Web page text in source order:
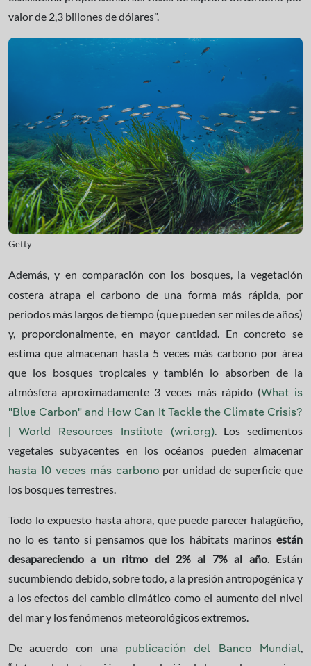
valor de 2,3 billones de dólares”.
Getty
Además, y en comparación con los bosques, la vegetación
costera atrapa el carbono de una forma más rápida, por
periodos más largos de tiempo (que pueden ser miles de años)
y, proporcionalmente, en mayor cantidad. En concreto se
estima que almacenan hasta 5 veces más carbono por área
que los bosques tropicales y también lo absorben de la
atmósfera aproximadamente 3 veces más rápido (What is
"Blue Carbon" and How Can It Tackle the Climate Crisis?
| World Resources Institute (wri.org). Los sedimentos
vegetales subyacentes en los océanos pueden almacenar
hasta 10 veces más carbono por unidad de superficie que
los bosques terrestres.
Todo lo expuesto hasta ahora, que puede parecer halagüeño,
no lo es tanto si pensamos que los hábitats marinos están
desapareciendo a un ritmo del 2% al 7% al año. Están
sucumbiendo debido, sobre todo, a la presión antropogénica y
a los efectos del cambio climático como el aumento del nivel
del mar y los fenómenos meteorológicos extremos.
De acuerdo con una publicación del Banco Mundial,